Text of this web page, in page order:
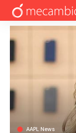
AAPL News